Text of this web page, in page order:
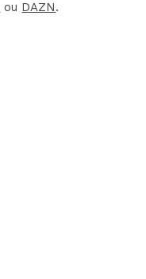
ou DAZN.